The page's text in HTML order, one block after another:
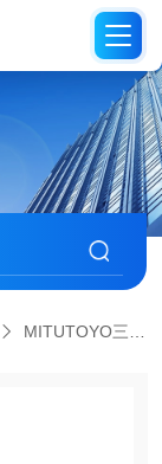
MITUTOYO三丰